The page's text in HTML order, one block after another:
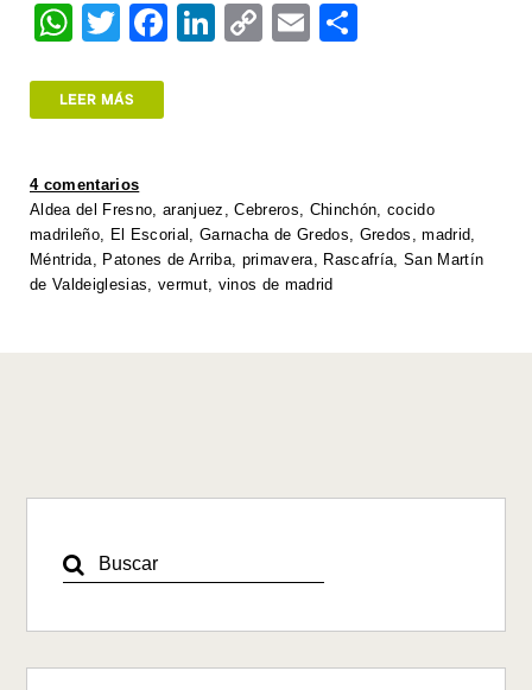
W
at
A
p
p
T
tt
F
o
o
k
Li
n
C
n
k
E
LEER MÁS
4 comentarios
Aldea del Fresno, aranjuez ,Cebreros, Chinchón, cocido
madrileño, El Escorial , Garnacha de Gredos, Gredos ,madrid,
Méntrida, Patones de Arriba, primavera, Rascafría, San Martín
de Valdeiglesias, vermut, vinos de madrid